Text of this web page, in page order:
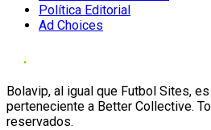
Política Editorial
Ad Choices
Bolavip, al igual que Futbol Sites,
perteneciente a Better Collective.
reservados.